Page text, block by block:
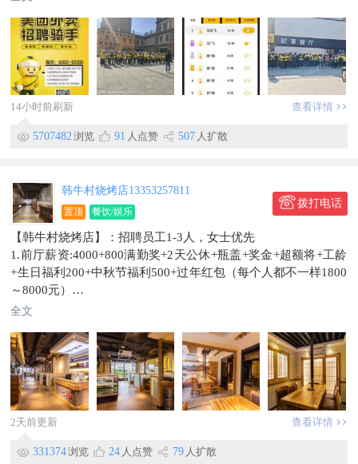
信息有效期2026/12/24
14小时前刷新 查看详情
5707482浏览 91 人点赞 507 人扩散
韩牛村烧烤店13353257811
置顶 餐饮/娱乐
拨打电话
【韩牛村烧烤店】：招聘员工1-3人，女士优先
1.前厅薪资:4000+800满勤奖+2天公休+瓶盖+奖金+超额将+工龄
+生日福利200+中秋节福利500+过年红包（每个人都不一样1800
～8000元）
到手工资：包括奖金5000～8000元
2.后厨打杂：暑假期间招一名
底薪4000元满勤奖800元
3.招聘钟点工：5点30～9点30一小时17元干活好能涨
4.暑假工：底薪3000元满勤奖500元
地址:龙源华府北门
联系电话：133****7811
信息有效期到2026/10/13
全文
2天前更新 查看详情
331374浏览 24 人点赞 79 人扩散